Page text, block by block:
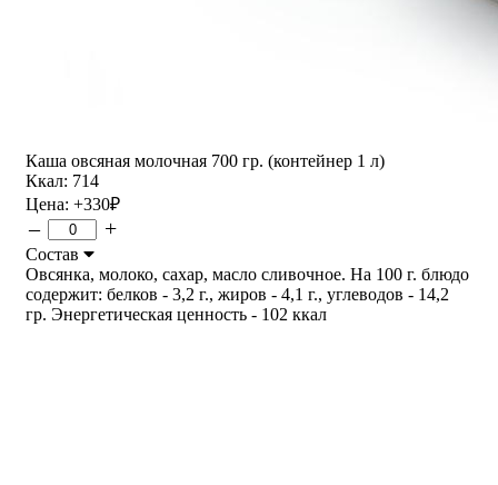
Каша овсяная молочная 700 гр. (контейнер 1 л)
Ккал: 714
Цена: +330₽
– +
Состав
Овсянка, молоко, сахар, масло сливочное. На 100 г. блюдо
содержит: белков - 3,2 г., жиров - 4,1 г., углеводов - 14,2
гр. Энергетическая ценность - 102 ккал